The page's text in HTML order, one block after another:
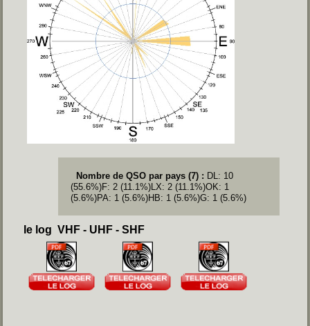
Nombre de QSO par pays (7) : DL: 10
(55.6%)F: 2 (11.1%)LX: 2 (11.1%)OK: 1
(5.6%)PA: 1 (5.6%)HB: 1 (5.6%)G: 1 (5.6%)
le log VHF - UHF - SHF